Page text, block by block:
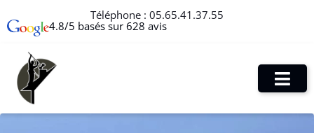
Téléphone : 05.65.41.37.55
4.8/5 basés sur 628 avis